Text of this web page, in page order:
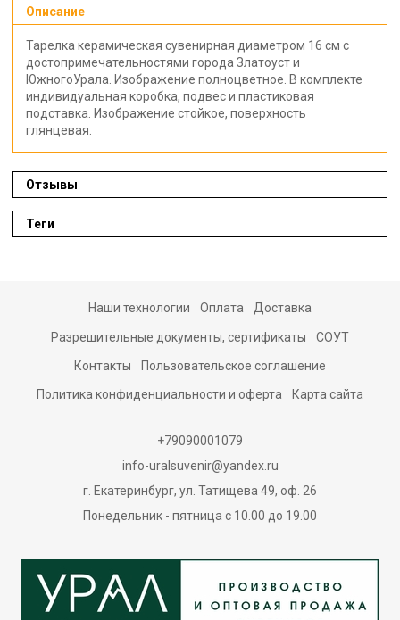
Описание
Тарелка керамическая сувенирная диаметром 16 см с
достопримечательностями города Златоуст и
ЮжногоУрала. Изображение полноцветное. В комплекте
индивидуальная коробка, подвес и пластиковая
подставка. Изображение стойкое, поверхность
глянцевая.
Отзывы
Теги
Наши технологии Оплата Доставка
Разрешительные документы, сертификаты СОУТ
Контакты Пользовательское соглашение
Политика конфиденциальности и оферта Карта сайта
+79090001079
info-uralsuvenir@yandex.ru
г. Екатеринбург, ул. Татищева 49, оф. 26
Понедельник - пятница с 10.00 до 19.00